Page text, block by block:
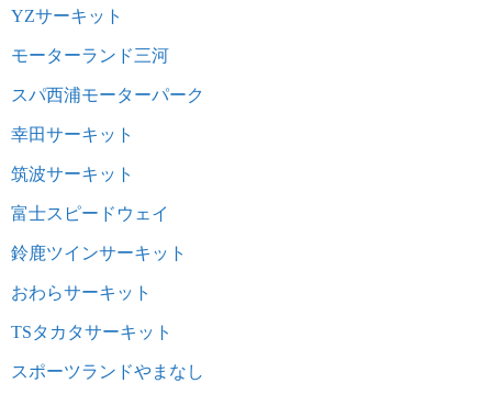
YZサーキット
モーターランド三河
スパ西浦モーターパーク
幸田サーキット
筑波サーキット
富士スピードウェイ
鈴鹿ツインサーキット
おわらサーキット
TSタカタサーキット
スポーツランドやまなし